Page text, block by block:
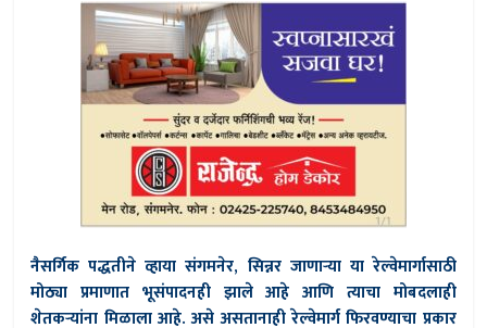
नैसर्गिक पद्धतीने व्हाया संगमनेर, सिन्नर जाणार्‍या या रेल्वेमार्गासाठी
मोठ्या प्रमाणात भूसंपादनही झाले आहे आणि त्याचा मोबदलाही
शेतकर्‍यांना मिळाला आहे. असे असतानाही रेल्वेमार्ग फिरवण्याचा प्रकार